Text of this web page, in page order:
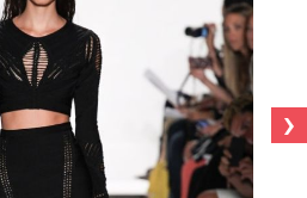
‹